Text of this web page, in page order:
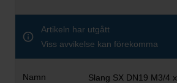
Artikeln har utgått
Viss avvikelse kan förekomma
Slang SX DN19 M3/4 x